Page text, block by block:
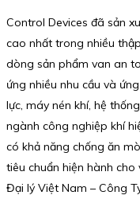
Control Devices đã sản
cao nhất trong nhiều
dòng sản phẩm van an
ứng nhiều nhu cầu và
lực, máy nén khí, hệ
ngành công nghiệp khí
có khả năng chống ăn
tiêu chuẩn hiện hành cho
Đại lý Việt Nam – Công